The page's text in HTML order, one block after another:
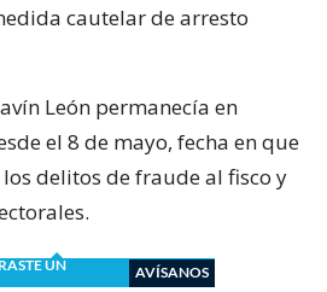
cautelar de arresto
León permanecía en
el 8 de mayo, fecha en que
delitos de fraude al fisco y
UN
AVÍSANOS